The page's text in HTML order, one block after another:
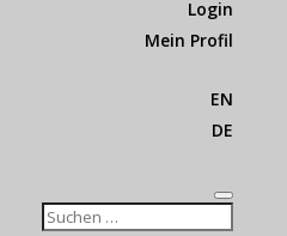
Login
Mein Profil
EN
DE